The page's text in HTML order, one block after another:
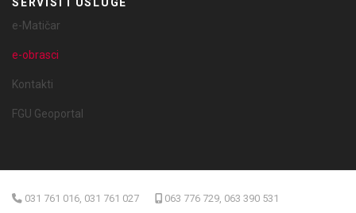
e-Matičar
e-obrasci
Kontakti
FGU Geoportal
031 761 016, 031 761 027
063 776 729, 063 390 531